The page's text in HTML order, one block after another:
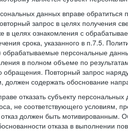
данных вправе обратиться
запрос в целях получения
в целях ознакомления с
срока, указанного в п.7.5.
обрабатываемые персональные
в полном объеме по
обращения. Повторный запрос
должен содержать обоснование
отказать субъекту
не соответствующего условиям,
должен быть мотивированным.
отказа в выполнении